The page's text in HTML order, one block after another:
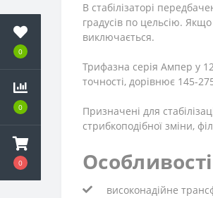
0
0
0
В стабілізаторі
градусів по цельсію.
виключається.
Трифазна серія Ампер у
точності, дорівнює 145-
Призначені для
стрибкоподібної зміни,
високонадійне